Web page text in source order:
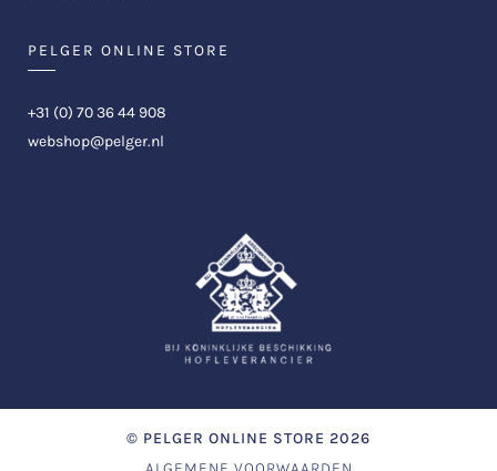
PELGER ONLINE STORE
+31 (0) 70 36 44 908
webshop@pelger.nl
© PELGER ONLINE STORE 2026